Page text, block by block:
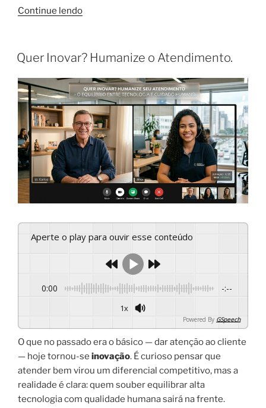
Continue lendo
Quer Inovar? Humanize o Atendimento.
Aperte o play para ouvir esse conteúdo
0:00 -:--
1x
Powered By GSpeech
O que no passado era o básico — dar atenção ao cliente
— hoje tornou-se inovação. É curioso pensar que
atender bem virou um diferencial competitivo, mas a
realidade é clara: quem souber equilibrar alta
tecnologia com qualidade humana sairá na frente.